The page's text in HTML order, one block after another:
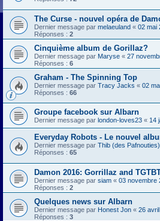
The Curse - nouvel opéra de
Dernier message par melaeuland « 02 mai
Réponses : 2
Cinquième album de Gorillaz?
Dernier message par Maryse « 27
Réponses : 6
Graham - The Spinning Top
Dernier message par Tracy Jacks « 02
Réponses : 66
Groupe facebook sur Albarn
Dernier message par london-loves23 « 14
Everyday Robots - Le nouvel
Dernier message par Thib (des Pafnouties)
Réponses : 65
Damon 2016: Gorrillaz and
Dernier message par siam « 03 novembre
Réponses : 2
Quelques news sur Albarn
Dernier message par Honest Jon « 26
Réponses : 3